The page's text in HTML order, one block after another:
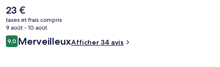
hébergement figurent une piscine pour enfants, une terrasse et un
jardin.
Le
prix
actuel
est
de
23 €
taxes et frais compris
9 août - 10 août
Avis
voyageurs
9,09,0 sur 10
MerveilleuxAfficher 34 avis